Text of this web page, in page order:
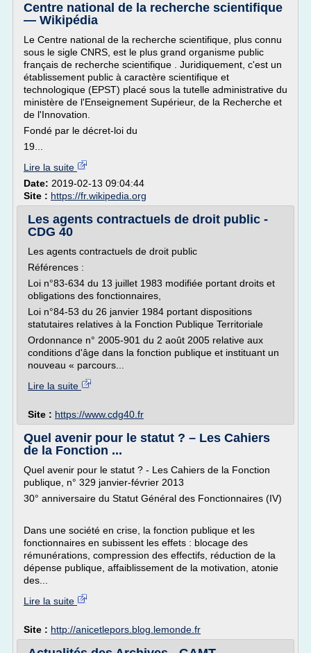
Centre national de la recherche scientifique
— Wikipédia
Le Centre national de la recherche scientifique, plus connu
sous le sigle CNRS, est le plus grand organisme public
français de recherche scientifique . Juridiquement, c'est un
établissement public à caractère scientifique et
technologique (EPST) placé sous la tutelle administrative du
ministère de l'Enseignement Supérieur, de la Recherche et
de l'Innovation.
Fondé par le décret-loi du
19...
Lire la suite
Date: 2019-02-13 09:04:44
Site : https://fr.wikipedia.org
Les agents contractuels de droit public -
CDG 40
Les agents contractuels de droit public
Références :
Loi n°83-634 du 13 juillet 1983 modifiée portant droits et
obligations des fonctionnaires,
Loi n°84-53 du 26 janvier 1984 portant dispositions
statutaires relatives à la Fonction Publique Territoriale
Ordonnance n° 2005-901 du 2 août 2005 relative aux
conditions d'âge dans la fonction publique et instituant un
nouveau « parcours...
Lire la suite
Site : https://www.cdg40.fr
Quel avenir pour le statut ? – Les Cahiers
de la Fonction ...
Quel avenir pour le statut ? - Les Cahiers de la Fonction
publique, n° 329 janvier-février 2013
30° anniversaire du Statut Général des Fonctionnaires (IV)
Dans une société en crise, la fonction publique et les
fonctionnaires en subissent les effets : blocage des
rémunérations, compression des effectifs, réduction de la
dépense publique, affaiblissement de la motivation, atonie
des...
Lire la suite
Site : http://anicetlepors.blog.lemonde.fr